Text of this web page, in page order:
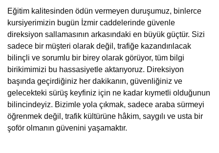
Eğitim kalitesinden ödün vermeyen duruşumuz, binlerce
kursiyerimizin bugün İzmir caddelerinde güvenle
direksiyon sallamasının arkasındaki en büyük güçtür. Sizi
sadece bir müşteri olarak değil, trafiğe kazandırılacak
bilinçli ve sorumlu bir birey olarak görüyor, tüm bilgi
birikimimizi bu hassasiyetle aktarıyoruz. Direksiyon
başında geçirdiğiniz her dakikanın, güvenliğiniz ve
gelecekteki sürüş keyfiniz için ne kadar kıymetli olduğunun
bilincindeyiz. Bizimle yola çıkmak, sadece araba sürmeyi
öğrenmek değil, trafik kültürüne hâkim, saygılı ve usta bir
şoför olmanın güvenini yaşamaktır.